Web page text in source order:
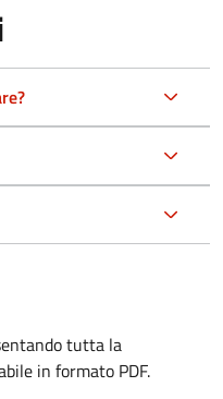
tutta la
in formato PDF.